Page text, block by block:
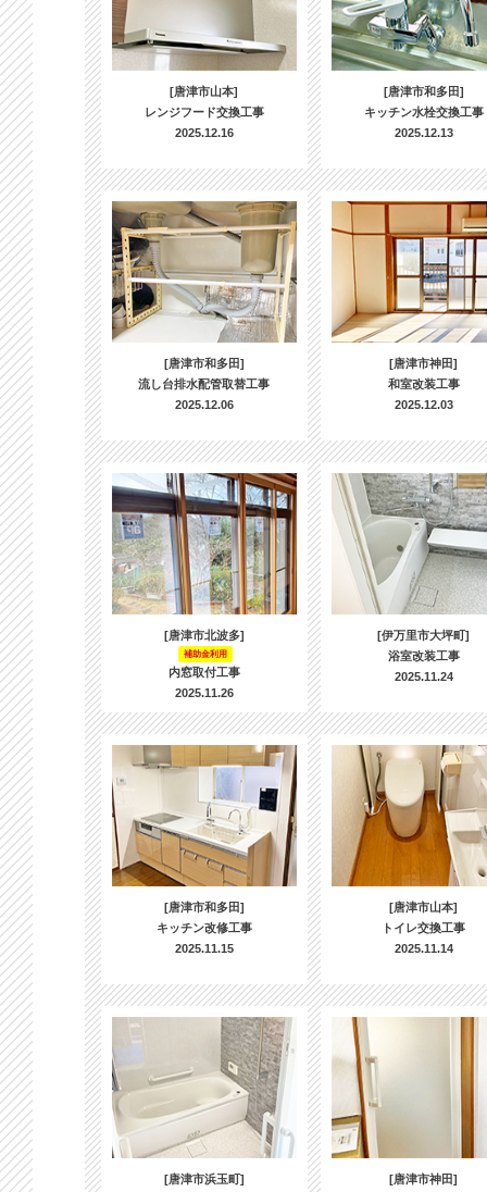
[唐津市山本]
レンジフード交換工事
2025.12.16
[唐津市和多田]
キッチン水栓交換工事
2025.12.13
[唐津市和多田]
流し台排水配管取替工事
2025.12.06
[唐津市神田]
和室改装工事
2025.12.03
[唐津市北波多]
補助金利用
内窓取付工事
2025.11.26
[伊万里市大坪町]
浴室改装工事
2025.11.24
[唐津市和多田]
キッチン改修工事
2025.11.15
[唐津市山本]
トイレ交換工事
2025.11.14
[唐津市浜玉町]
[唐津市神田]